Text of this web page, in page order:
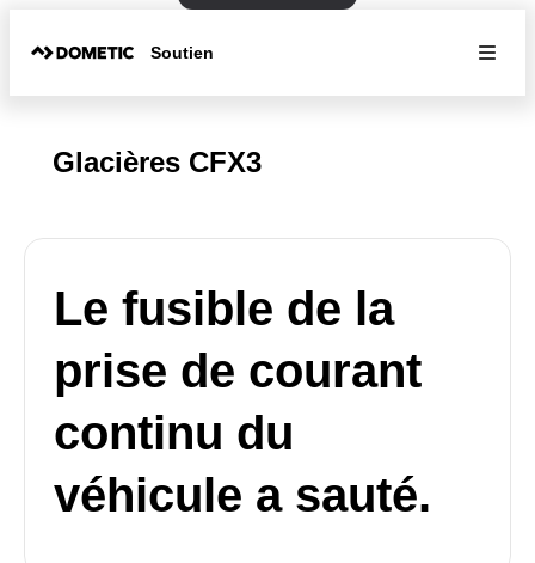
Soutien
Glacières CFX3
Le fusible de la
prise de courant
continu du
véhicule a sauté.